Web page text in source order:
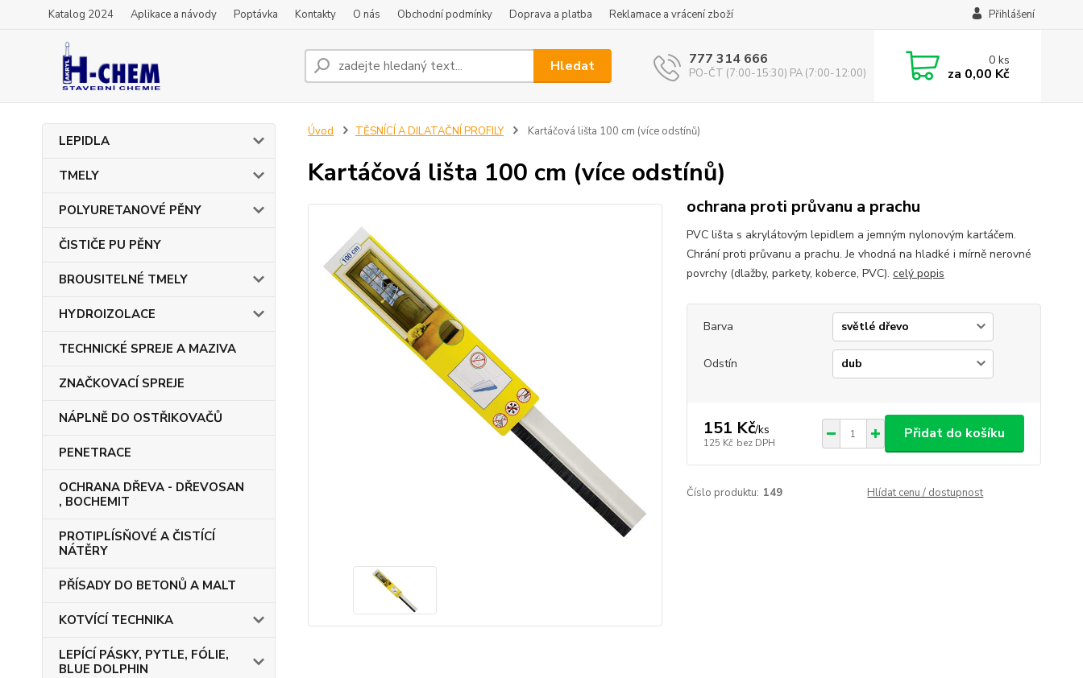
Katalog 2024 Aplikace a návody Poptávka Kontakty O nás Obchodní podmínky Doprava a platba Reklamace a vrácení zboží Přihlášení
Hledat 777 314 666
PO-ČT (7:00-15:30) PA (7:00-12:00)
0ks
za 0,00 Kč
LEPIDLA
TMELY
POLYURETANOVÉ PĚNY
ČISTIČE PU PĚNY
BROUSITELNÉ TMELY
HYDROIZOLACE
TECHNICKÉ SPREJE A MAZIVA
ZNAČKOVACÍ SPREJE
NÁPLNĚ DO OSTŘIKOVAČŮ
PENETRACE
OCHRANA DŘEVA - DŘEVOSAN
, BOCHEMIT
PROTIPLÍSŇOVÉ A ČISTÍCÍ
NÁTĚRY
PŘÍSADY DO BETONŮ A MALT
KOTVÍCÍ TECHNIKA
LEPÍCÍ PÁSKY, PYTLE, FÓLIE,
BLUE DOLPHIN
Úvod TĚSNÍCÍ A DILATAČNÍ PROFILY Kartáčová lišta 100 cm (více odstínů)
Kartáčová lišta 100 cm (více odstínů)
ochrana proti průvanu a prachu
PVC lišta s akrylátovým lepidlem a jemným nylonovým kartáčem.
Chrání proti průvanu a prachu. Je vhodná na hladké i mírně nerovné
povrchy (dlažby, parkety, koberce, PVC). celý popis
Barva
Odstín
151 Kč/ks
125 Kč bez DPH
Přidat do košíku
Číslo produktu: 149 Hlídat cenu / dostupnost